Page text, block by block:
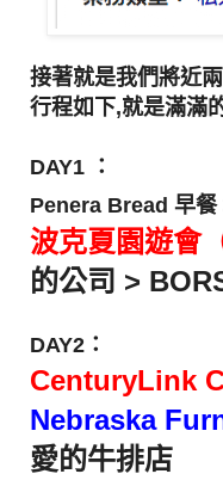
接著就是我們將近
行程如下,就是滿滿
DAY1 ：
Penera Bread 早
波克夏園遊會
的公司 >
DAY2：
CenturyLink
Nebraska
愛的牛排店